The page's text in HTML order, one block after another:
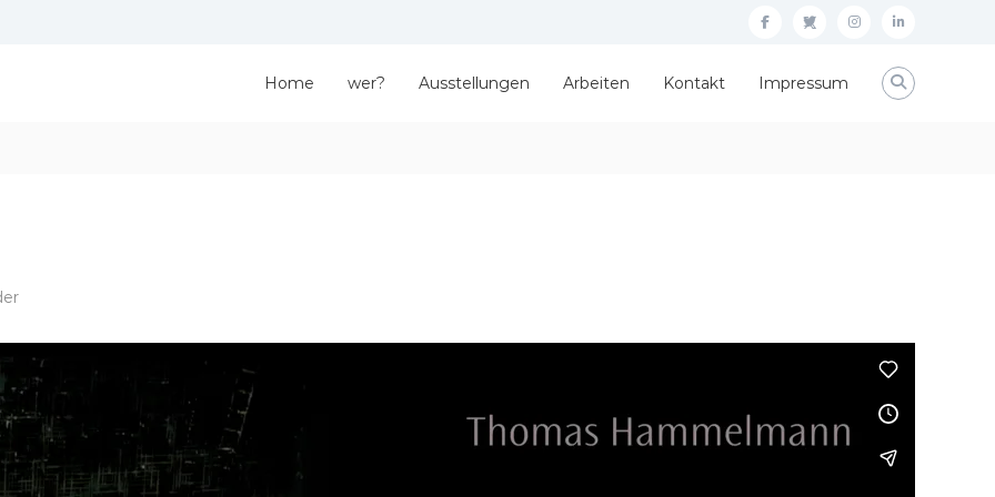
facebooktwitterinstagram
linkedin
Home wer? Ausstellungen Arbeiten Kontakt Impressum